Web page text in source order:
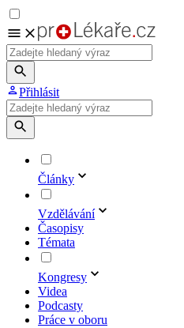
Přihlásit
Články
Vzdělávání
Časopisy
Témata
Kongresy
Videa
Podcasty
Práce v oboru